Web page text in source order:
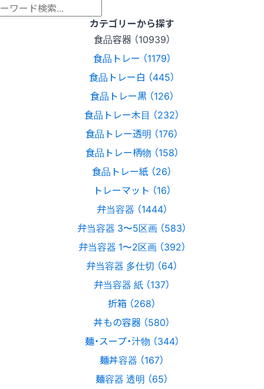
カテゴリーから探す
食品容器 （10939）
食品トレー （1179）
食品トレー白 （445）
食品トレー黒 （126）
食品トレー木目 （232）
食品トレー透明 （176）
食品トレー柄物 （158）
食品トレー紙 （26）
トレーマット （16）
弁当容器 （1444）
弁当容器 3〜5区画 （583）
弁当容器 1〜2区画 （392）
弁当容器 多仕切 （64）
弁当容器 紙 （137）
折箱 （268）
丼もの容器 （580）
麺・スープ・汁物 （344）
麺丼容器 （167）
麺容器 透明 （65）